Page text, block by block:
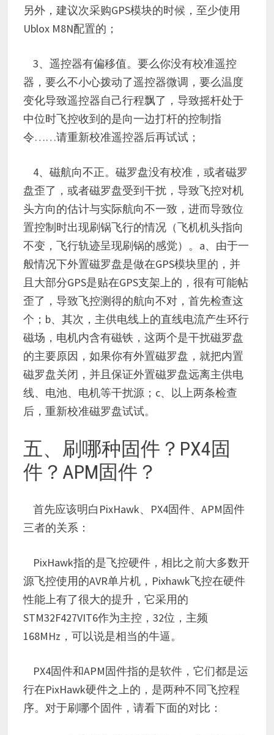
另外，建议次采购GPS模块的时候，至少使用
Ublox M8N配置的；
3、遥控器有偏移值。要么你没有校准遥控
器，要么不小心拨动了遥控器微调，要么温度
变化导致遥控器自己行程飘了，导致摇杆处于
中位时飞控收到的是向一边打杆的控制指
令……请重新校准遥控器后再试试；
4、磁航向不正。磁罗盘没有校准，或者磁罗
盘歪了，或者磁罗盘受到干扰，导致飞控对机
头方向的估计与实际航向不一致，进而导致位
置控制时出现刷锅飞行的情况（飞机机头指向
不变，飞行轨迹呈现刷锅的感觉）。a、由于一
般情况下外置磁罗盘是做在GPS模块里的，并
且大部分GPS是贴在GPS支架上的，很有可能帖
歪了，导致飞控测得的航向不对，首先检查这
个；b、其次，主供电线上的直线电流产生环行
磁场，电机内含有磁铁，这两个是干扰磁罗盘
的主要原因，如果你有外置磁罗盘，就把内置
磁罗盘关闭，并且保证外置磁罗盘远离主供电
线、电池、电机等干扰源；c、以上两条检查
后，重新校准磁罗盘试试。
五、刷哪种固件？PX4固
件？APM固件？
首先应该明白PixHawk、PX4固件、APM固件
三者的关系：
PixHawk指的是飞控硬件，相比之前大多数开
源飞控使用的AVR单片机，Pixhawk飞控在硬件
性能上有了很大的提升，它采用的
STM32F427VIT6作为主控，32位，主频
168MHz，可以说是相当的牛逼。
PX4固件和APM固件指的是软件，它们都是运
行在PixHawk硬件之上的，是两种不同飞控程
序。对于刷哪个固件，请看下面的对比：